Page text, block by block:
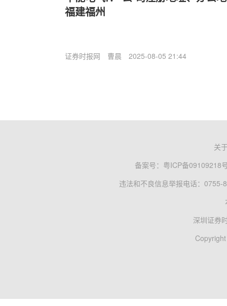
福建福州
证券时报网 曹晨 2025-08-05 21:44
关
备案号： 粤ICP备09109218
违法和不良信息举报电话：0755-
深圳证券